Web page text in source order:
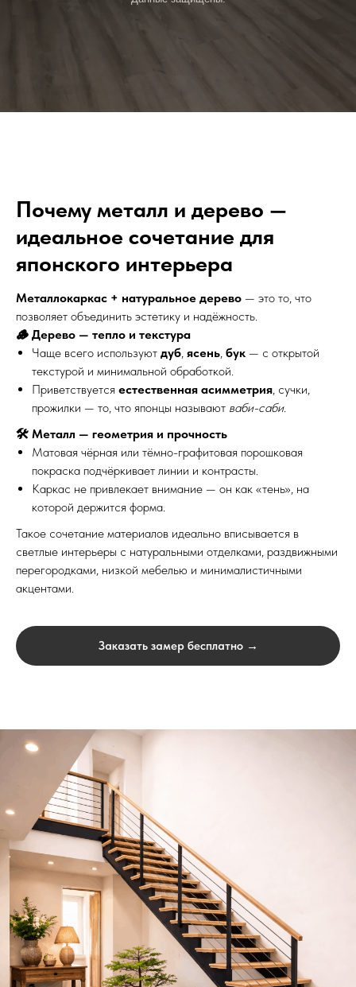
Выезд и ЗD ПРОЕКТбесплатно!
металлокаркасе
обшивку деревом
Почему металл и дерево —
идеальное сочетание для
японского интерьера
Металлокаркас + натуральное дерево — это то, что
позволяет объединить эстетику и надёжность.
🪵 Дерево — тепло и текстура
Чаще всего используют дуб, ясень, бук — с открытой
текстурой и минимальной обработкой.
Приветствуется естественная асимметрия, сучки,
прожилки — то, что японцы называют ваби-саби.
🛠 Металл — геометрия и прочность
Матовая чёрная или тёмно-графитовая порошковая
покраска подчёркивает линии и контрасты.
Каркас не привлекает внимание — он как «тень», на
которой держится форма.
Такое сочетание материалов идеально вписывается в
светлые интерьеры с натуральными отделками, раздвижными
перегородками, низкой мебелью и минималистичными
акцентами.
Заказать замер бесплатно →